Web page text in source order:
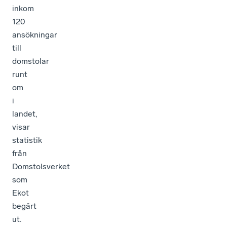
inkom
120
ansökningar
till
domstolar
runt
om
i
landet,
visar
statistik
från
Domstolsverket
som
Ekot
begärt
ut.